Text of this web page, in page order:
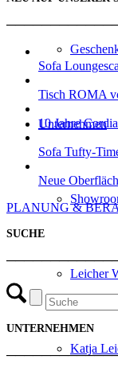
Unternehmen
Leicher
Katja
Sofa
Tisch ROMA
10 Jahre
Sofa Tufty-
Neue
PLANUNG &
SUCHE
UNTERNEHMEN